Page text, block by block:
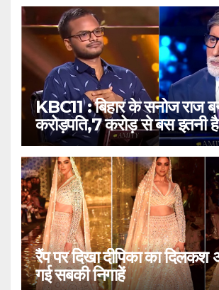
KBC11 : बिहार के सनोज राज
करोड़पति,7 करोड़ से बस इतनी है
रैंप पर दिखा दीपिका का दिलकश
गई सबकी निगाहें